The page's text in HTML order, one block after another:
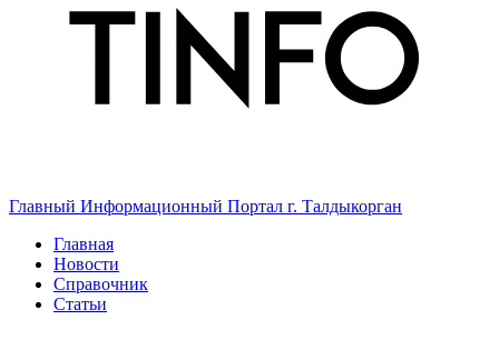
Главный Информационный Портал г. Талдыкорган
Главная
Новости
Справочник
Статьи